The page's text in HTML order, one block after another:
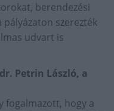
berendezési
pályázaton szerezték
udvart is
dr. Petrin László, a
fogalmazott, hogy a